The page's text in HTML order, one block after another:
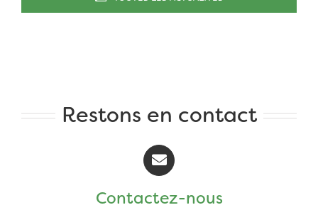
Restons en contact
Contactez-nous